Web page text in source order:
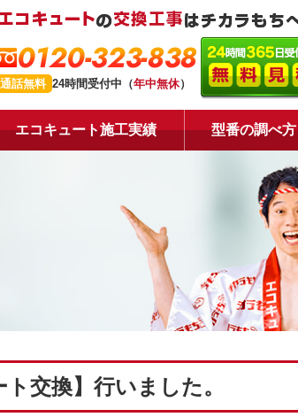
0120-323-838
通話無料 24時間受付中（年中無休）
エコキュート施工実績 型番の調べ方
交換】行いました。